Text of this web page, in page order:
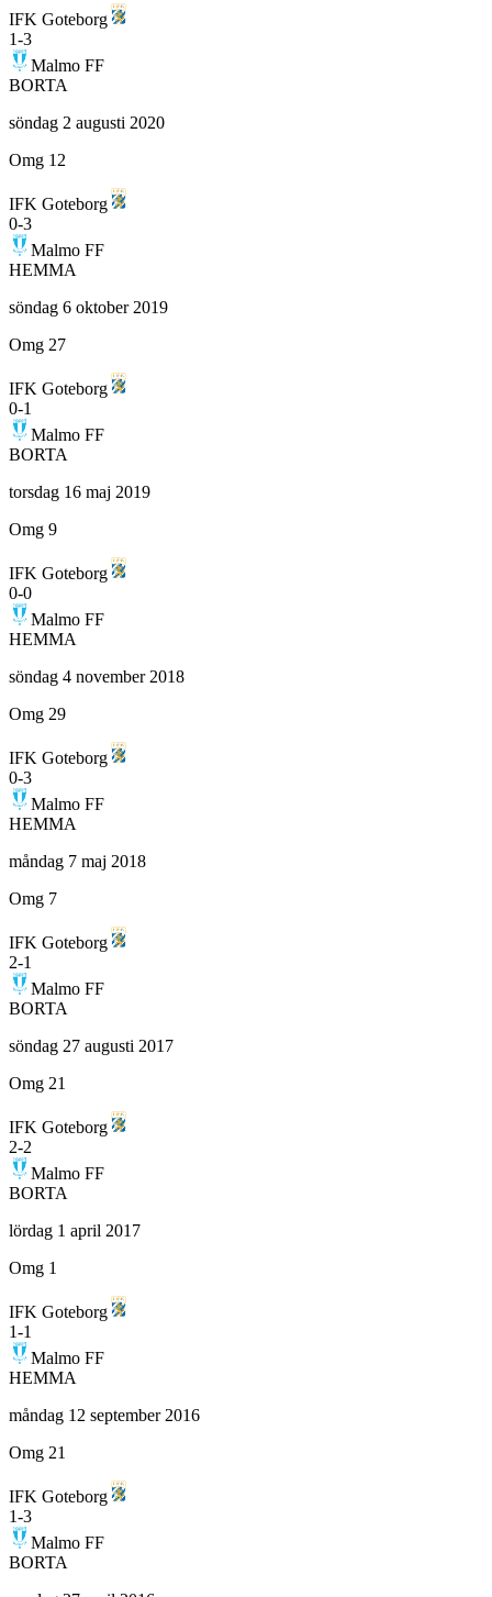
IFK Goteborg
1-3
Malmo FF
BORTA
söndag 2 augusti 2020
Omg 12
IFK Goteborg
0-3
Malmo FF
HEMMA
söndag 6 oktober 2019
Omg 27
IFK Goteborg
0-1
Malmo FF
BORTA
torsdag 16 maj 2019
Omg 9
IFK Goteborg
0-0
Malmo FF
HEMMA
söndag 4 november 2018
Omg 29
IFK Goteborg
0-3
Malmo FF
HEMMA
måndag 7 maj 2018
Omg 7
IFK Goteborg
2-1
Malmo FF
BORTA
söndag 27 augusti 2017
Omg 21
IFK Goteborg
2-2
Malmo FF
BORTA
lördag 1 april 2017
Omg 1
IFK Goteborg
1-1
Malmo FF
HEMMA
måndag 12 september 2016
Omg 21
IFK Goteborg
1-3
Malmo FF
BORTA